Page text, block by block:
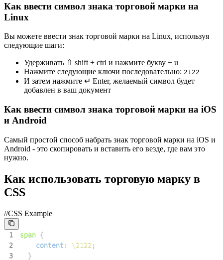
Как ввести символ знака торговой марки на
Linux
Вы можете ввести знак торговой марки на Linux, используя
следующие шаги:
Удерживать ⇧ shift + ctrl и нажмите букву + u
Нажмите следующие ключи последовательно: 2122
И затем нажмите ↵ Enter, желаемый символ будет
добавлен в ваш документ
Как ввести символ знака торговой марки на iOS
и Android
Самый простой способ набрать знак торговой марки на iOS и
Android - это скопировать и вставить его везде, где вам это
нужно.
Как использовать торговую марку в
CSS
//CSS Example
1 span {
2
content : \2122 ;
3
}